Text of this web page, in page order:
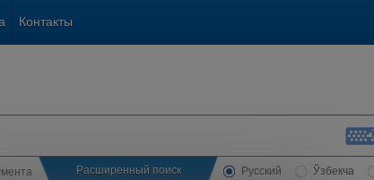
Контакты
Расширенный поиск Русский Ўзбекча